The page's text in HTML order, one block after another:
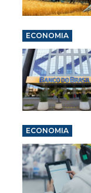
ECONOMIA
ECONOMIA